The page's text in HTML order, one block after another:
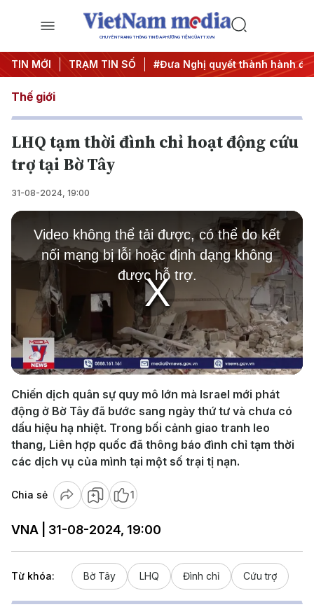
CHUYÊN TRANG THÔNG TIN ĐA PHƯƠNG TIỆN CỦA TTXVN
TIN MỚI TRẠM TIN SỐ
ương 3 #APEC 2027 #Đưa Nghị quyết thành hành
Thế giới
LHQ tạm thời đình chỉ hoạt động cứu
trợ tại Bờ Tây
31-08-2024, 19:00
Play
Video
This
window.
Video không thể tải được, có thể do kết
nối mạng bị lỗi hoặc định dạng không
được hỗ trợ.
Chiến dịch quân sự quy mô lớn mà Israel mới phát
động ở Bờ Tây đã bước sang ngày thứ tư và chưa có
dấu hiệu hạ nhiệt. Trong bối cảnh giao tranh leo
thang, Liên hợp quốc đã thông báo đình chỉ tạm thời
các dịch vụ của mình tại một số trại tị nạn.
Chia sẻ 1
VNA | 31-08-2024, 19:00
Từ khóa: Bờ Tây LHQ Đình chỉ Cứu trợ